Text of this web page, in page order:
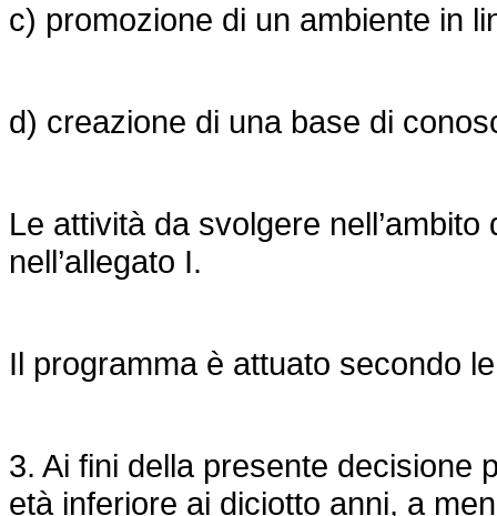
c) promozione di un ambiente in
d) creazione di una base di
Le attività da svolgere
nell’allegato I.
Il programma è attuato secondo
3. Ai fini della presente decisione
età inferiore ai diciotto anni, a